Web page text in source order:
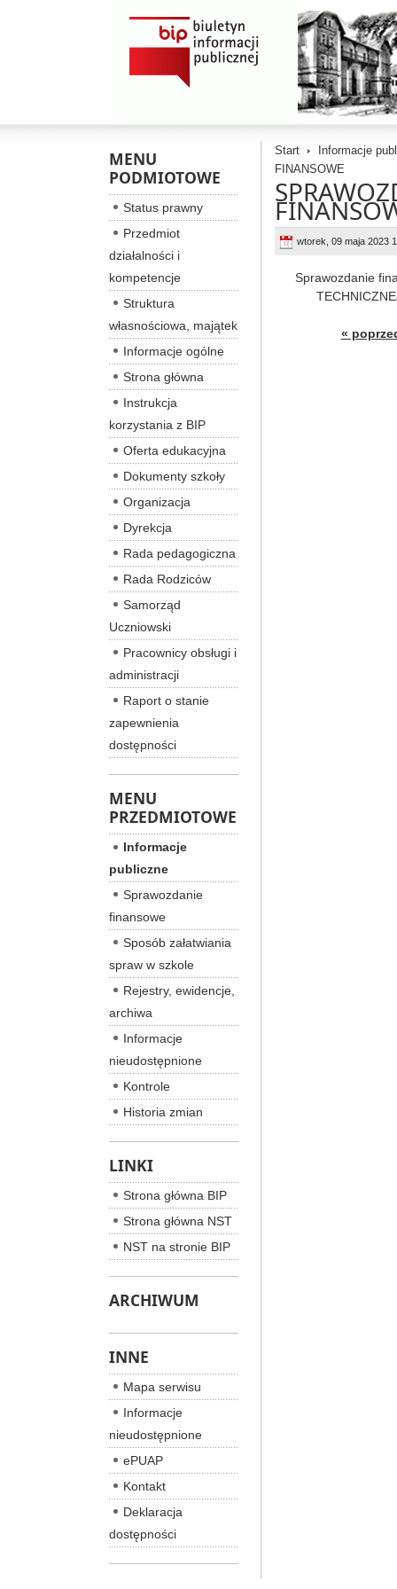
Start
Informacje
FINANSOWE
wtorek, 09 maja 2023
Sprawozdanie
«
MENU
PODMIOTOWE
Status prawny
Przedmiot
działalności i
kompetencje
Struktura
własnościowa, majątek
Informacje ogólne
Strona główna
Instrukcja
korzystania z BIP
Oferta edukacyjna
Dokumenty szkoły
Organizacja
Dyrekcja
Rada pedagogiczna
Rada Rodziców
Samorząd
Uczniowski
Pracownicy obsługi i
administracji
Raport o stanie
zapewnienia
dostępności
MENU
PRZEDMIOTOWE
Informacje
publiczne
Sprawozdanie
finansowe
Sposób załatwiania
spraw w szkole
Rejestry, ewidencje,
archiwa
Informacje
nieudostępnione
Kontrole
Historia zmian
LINKI
Strona główna BIP
Strona główna NST
NST na stronie BIP
ARCHIWUM
INNE
Mapa serwisu
Informacje
nieudostępnione
ePUAP
Kontakt
Deklaracja
dostępności